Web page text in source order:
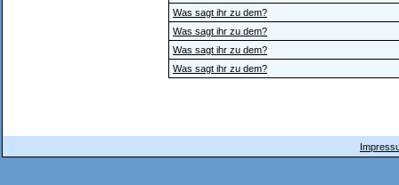
Was sagt ihr zu dem?
Was sagt ihr zu dem?
Was sagt ihr zu dem?
Was sagt ihr zu dem?